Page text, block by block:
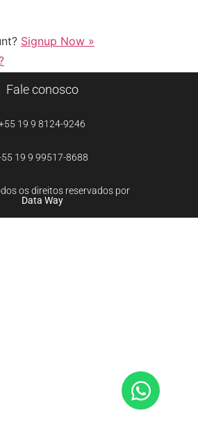
Signup Now »
Fale conosco
19 9 8124-9246
19 9 99517-8688
os direitos reservados por
Data Way